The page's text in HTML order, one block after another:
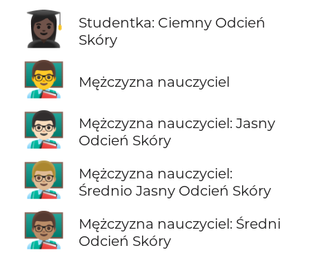
👩🏿‍🎓
Studentka: Ciemny Odcień
Skóry
👨‍🏫 Mężczyzna nauczyciel
👨🏻‍🏫
Mężczyzna nauczyciel: Jasny
Odcień Skóry
👨🏼‍🏫
Mężczyzna nauczyciel:
Średnio Jasny Odcień Skóry
👨🏽‍🏫
Mężczyzna nauczyciel: Średni
Odcień Skóry